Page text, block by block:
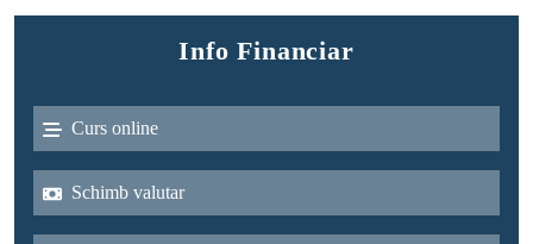
Info Financiar
Curs online
Schimb valutar